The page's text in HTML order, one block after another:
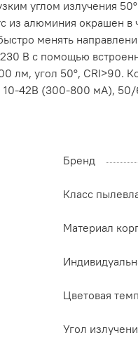
углом излучения
алюминия окрашен
менять
В с помощью
угол 50°, CRI>90.
42В (300-800 мА), 50/
Бренд
Класс
Материал
Цветовая
Угол